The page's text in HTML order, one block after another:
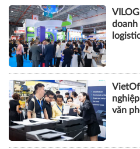
doanh
văn